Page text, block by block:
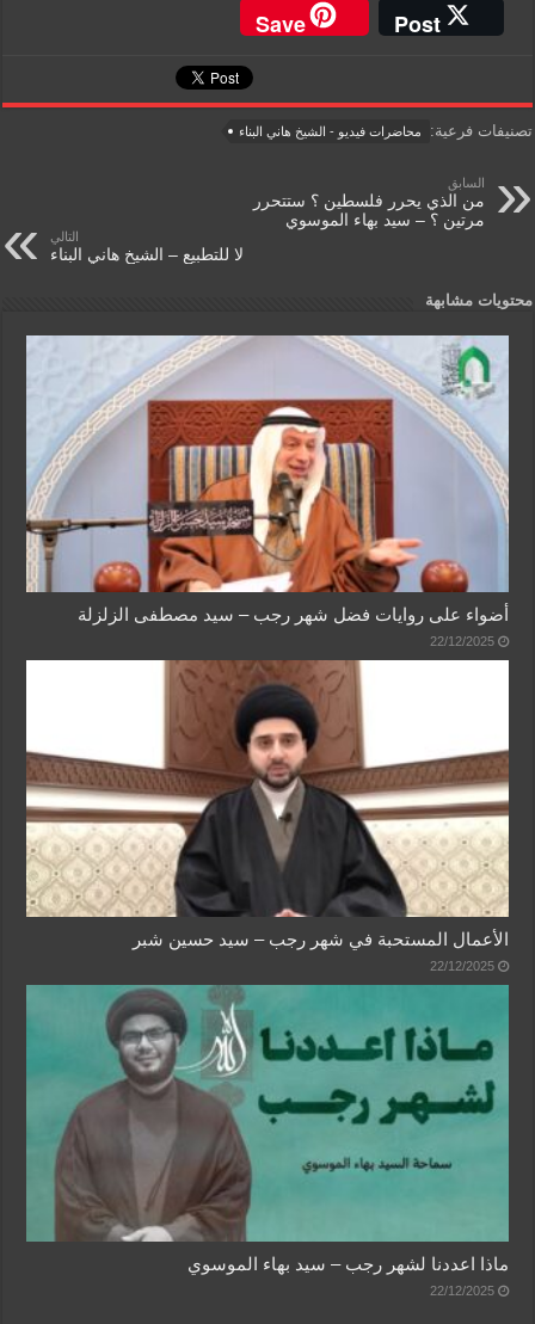
a
c
b
o
k
wi
tt
h
at
A
p
m
ail
in
tF
ri
e
dl
a
Post
Save
تصنيفات فرعية: محاضرات فيديو - الشيخ هاني البناء
السابق
من الذي يحرر فلسطين ؟ ستتحرر
مرتين ؟ – سيد بهاء الموسوي
التالي
لا للتطبيع – الشيخ هاني البناء
محتويات مشابهة
أضواء على روايات فضل شهر رجب – سيد مصطفى الزلزلة
22/12/2025
الأعمال المستحبة في شهر رجب – سيد حسين شبر
22/12/2025
ماذا اعددنا لشهر رجب – سيد بهاء الموسوي
22/12/2025